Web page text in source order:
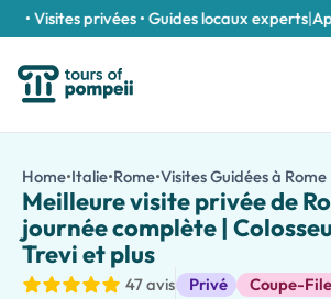
privées • Guides locaux experts|
/fr/tours/meilleure-visite-privee-de-
Visite privée du meilleur de Rome avec
Découvrez l'introduction ultime à la Ville
Visitez le légendaireColosseum,
Profitez d'une entrée sans faire la queue
Les familles peuvent choisir unevisite
Home•Italie•Rome•Visites Guidées à Rome
Meilleure visite privée de
journée complète |
Trevi et plus
47 avis Privé Coupe-File
Visites guidées